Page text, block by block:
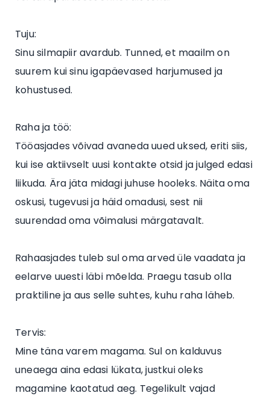
Tuju:
Sinu silmapiir avardub. Tunned, et maailm on
suurem kui sinu igapäevased harjumused ja
kohustused.
Raha ja töö:
Tööasjades võivad avaneda uued uksed, eriti siis,
kui ise aktiivselt uusi kontakte otsid ja julged edasi
liikuda. Ära jäta midagi juhuse hooleks. Näita oma
oskusi, tugevusi ja häid omadusi, sest nii
suurendad oma võimalusi märgatavalt.
Rahaasjades tuleb sul oma arved üle vaadata ja
eelarve uuesti läbi mõelda. Praegu tasub olla
praktiline ja aus selle suhtes, kuhu raha läheb.
Tervis:
Mine täna varem magama. Sul on kalduvus
uneaega aina edasi lükata, justkui oleks
magamine kaotatud aeg. Tegelikult vajad